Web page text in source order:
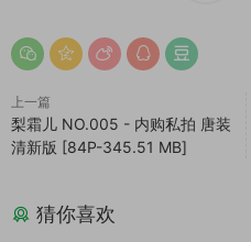
上一篇
梨霜儿 NO.005 - 内购私拍 唐装
清新版 [84P-345.51 MB]
猜你喜欢